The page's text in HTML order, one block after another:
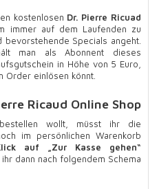
kostenlosen Dr. Pierre Ricuad
immer auf dem Laufenden zu
Specials angeht.
man als Abonnent dieses
in Höhe von 5 Euro,
Order einlösen könnt.
Ricaud Online Shop
wollt, müsst ihr die
im persönlichen Warenkorb
auf „Zur Kasse gehen“
dann nach folgendem Schema